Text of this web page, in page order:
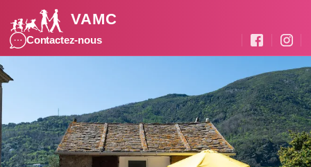
VAMC
Contactez-nous
PhotosÉquipementsAvis des voyageurs